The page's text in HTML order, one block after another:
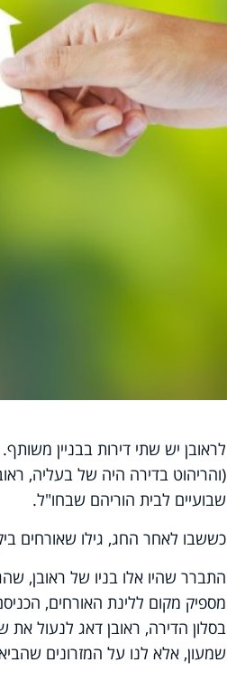
לראובן יש שתי דירות בבניין
(והריהוט בדירה היה של בעליה,
שבועיים לבית הוריהם שבחו"ל.
כששבו לאחר החג, גילו שאורחים
התברר שהיו אלו בניו של ראובן,
מספיק מקום ללינת האורחים,
בסלון הדירה, ראובן דאג לנעול את
שמעון, אלא לנו על המזרונים